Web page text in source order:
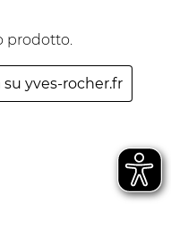
prodotto.
yves-rocher.fr